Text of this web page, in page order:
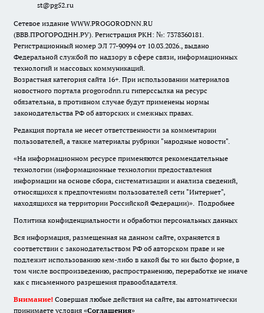
st@pg52.ru
Сетевое издание WWW.PROGORODNN.RU
(ВВВ.ПРОГОРОДНН.РУ). Регистрация РКН: №: 7378360181.
Регистрационный номер ЭЛ 77-90994 от 10.03.2026., выдано
Федеральной службой по надзору в сфере связи, информационных
технологий и массовых коммуникаций.
Возрастная категория сайта 16+. При использовании материалов
новостного портала progorodnn.ru гиперссылка на ресурс
обязательна, в противном случае будут применены нормы
законодательства РФ об авторских и смежных правах.
Редакция портала не несет ответственности за комментарии
пользователей, а также материалы рубрики "народные новости".
«На информационном ресурсе применяются рекомендательные
технологии (информационные технологии предоставления
информации на основе сбора, систематизации и анализа сведений,
относящихся к предпочтениям пользователей сети "Интернет",
находящихся на территории Российской Федерации)». Подробнее
Политика конфиденциальности и обработки персональных данных
Вся информация, размещенная на данном сайте, охраняется в
соответствии с законодательством РФ об авторском праве и не
подлежит использованию кем-либо в какой бы то ни было форме, в
том числе воспроизведению, распространению, переработке не иначе
как с письменного разрешения правообладателя.
Внимание! Совершая любые действия на сайте, вы автоматически
принимаете условия «Cоглашения»